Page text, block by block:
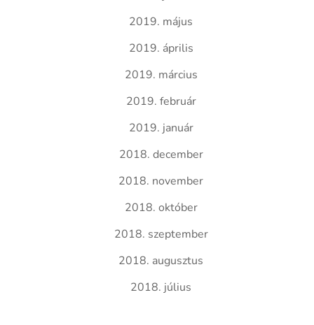
2019. május
2019. április
2019. március
2019. február
2019. január
2018. december
2018. november
2018. október
2018. szeptember
2018. augusztus
2018. július